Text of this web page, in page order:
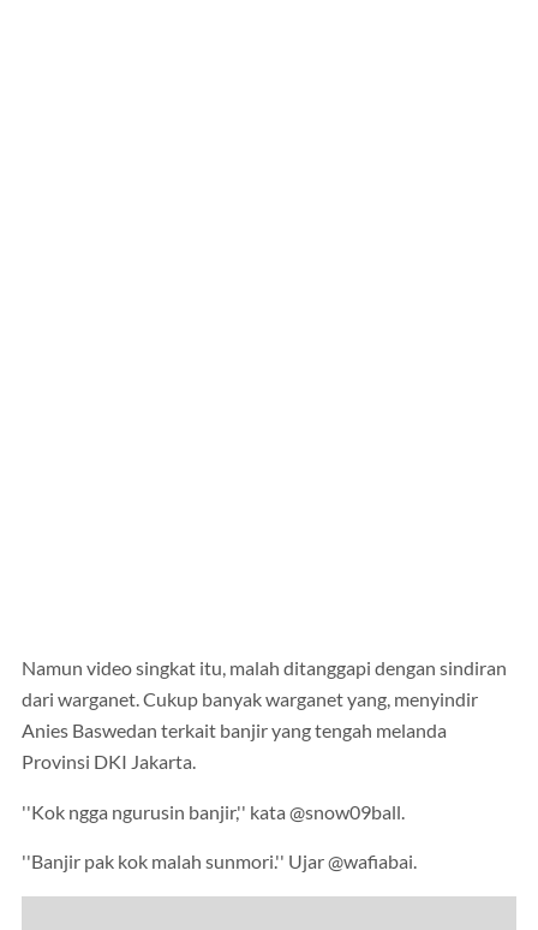
Namun video singkat itu, malah ditanggapi dengan sindiran
dari warganet. Cukup banyak warganet yang, menyindir
Anies Baswedan terkait banjir yang tengah melanda
Provinsi DKI Jakarta.
''Kok ngga ngurusin banjir,'' kata @snow09ball.
''Banjir pak kok malah sunmori.'' Ujar @wafiabai.